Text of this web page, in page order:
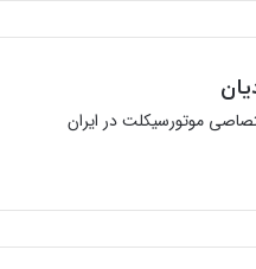
موتورسیکلت در ایران